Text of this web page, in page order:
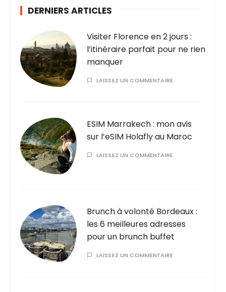
DERNIERS ARTICLES
Visiter Florence en 2 jours :
l’itinéraire parfait pour ne rien
manquer
LAISSEZ UN COMMENTAIRE
ESIM Marrakech : mon avis
sur l’eSIM Holafly au Maroc
LAISSEZ UN COMMENTAIRE
Brunch à volonté Bordeaux :
les 6 meilleures adresses
pour un brunch buffet
LAISSEZ UN COMMENTAIRE